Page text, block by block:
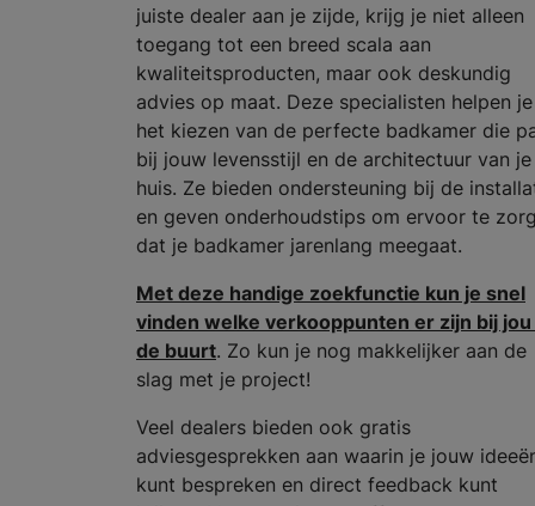
juiste dealer aan je zijde, krijg je niet alleen
toegang tot een breed scala aan
kwaliteitsproducten, maar ook deskundig
advies op maat. Deze specialisten helpen
het kiezen van de perfecte badkamer die
bij jouw levensstijl en de architectuur van je
huis. Ze bieden ondersteuning bij de
en geven onderhoudstips om ervoor te
dat je badkamer jarenlang meegaat.
Met deze handige zoekfunctie kun je snel
vinden welke verkooppunten er zijn bij jou
de buurt. Zo kun je nog makkelijker aan de
slag met je project!
Veel dealers bieden ook gratis
adviesgesprekken aan waarin je jouw
kunt bespreken en direct feedback kunt